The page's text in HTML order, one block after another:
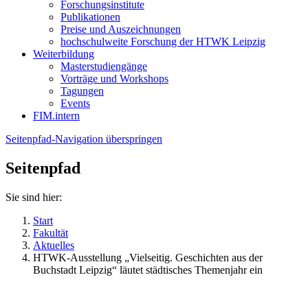
Forschungsinstitute
Publikationen
Preise und Auszeichnungen
hochschulweite Forschung der HTWK Leipzig
Weiterbildung
Masterstudiengänge
Vorträge und Workshops
Tagungen
Events
FIM.intern
Seitenpfad-Navigation überspringen
Seitenpfad
Sie sind hier:
Start
Fakultät
Aktuelles
HTWK-Ausstellung „Vielseitig. Geschichten aus der
Buchstadt Leipzig“ läutet städtisches Themenjahr ein